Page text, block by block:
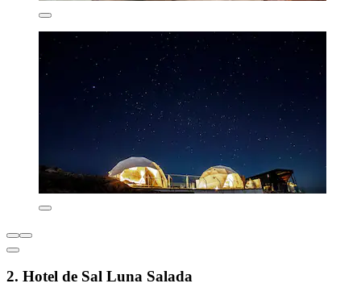
2. Hotel de Sal Luna Salada